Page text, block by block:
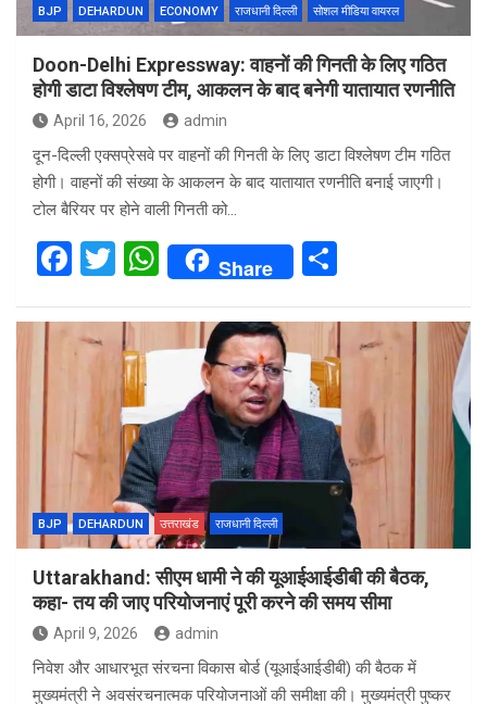
BJP DEHARDUN ECONOMY राजधानी दिल्ली सोशल मीडिया वायरल
Doon-Delhi Expressway: वाहनों की गिनती के लिए गठित
होगी डाटा विश्लेषण टीम, आकलन के बाद बनेगी यातायात रणनीति
April 16, 2026 admin
दून-दिल्ली एक्सप्रेसवे पर वाहनों की गिनती के लिए डाटा विश्लेषण टीम गठित
होगी। वाहनों की संख्या के आकलन के बाद यातायात रणनीति बनाई जाएगी।
टोल बैरियर पर होने वाली गिनती को…
F
ce
b
o
k
T
tt
er
W
h
at
s
p
p
Share
ar
e
BJP DEHARDUN उत्तराखंड राजधानी दिल्ली
Uttarakhand: सीएम धामी ने की यूआईआईडीबी की बैठक,
कहा- तय की जाए परियोजनाएं पूरी करने की समय सीमा
April 9, 2026 admin
निवेश और आधारभूत संरचना विकास बोर्ड (यूआईआईडीबी) की बैठक में
मुख्यमंत्री ने अवसंरचनात्मक परियोजनाओं की समीक्षा की। मुख्यमंत्री पुष्कर